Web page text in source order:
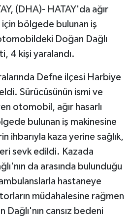
(DHA)- HATAY'da ağır
için bölgede bulunan iş
Doğan Dağlı
4 kişi yaralandı.
Defne ilçesi Harbiye
Sürücüsünün ismi ve
otomobil, ağır hasarlı
bulunan iş makinesine
ihbarıyla kaza yerine sağlık,
sevk edildi. Kazada
da arasında bulunduğu
hastaneye
müdahalesine rağmen
Dağlı'nın cansız bedeni